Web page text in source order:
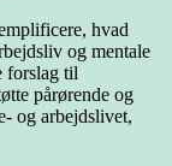
hvad
og mentale
forslag til
pårørende og
og arbejdslivet,